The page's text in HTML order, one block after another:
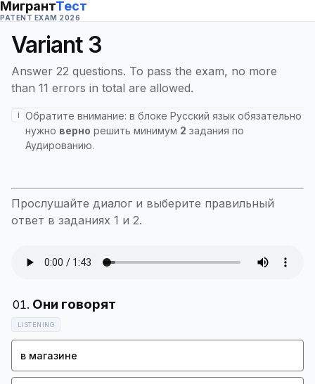
МигрантТест
PATENT EXAM 2026
Variant 3
Answer 22 questions. To pass the exam, no more
than 11 errors in total are allowed.
i Обратите внимание: в блоке Русский язык обязательно
нужно верно решить минимум 2 задания по
Аудированию.
Прослушайте диалог и выберите правильный
ответ в заданиях 1 и 2.
LISTENING
в магазине